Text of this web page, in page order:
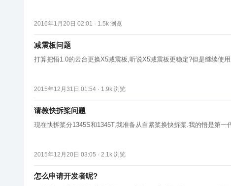
2016年1月20日 02:01 · 1.5k 浏览
减震板问题
打算把悟1.0的云台更换X5减震板,听说X5减震板更稳定?但是继续使
2015年12月31日 01:54 · 1.9k 浏览
请教快拆桨问题
现在快拆桨分1345S和1345T,我准备从自紧桨换快拆桨.我的悟是第
2015年12月20日 03:05 · 2.1k 浏览
怎么申请开发者呢?